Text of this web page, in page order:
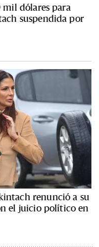
dólares para
suspendida por
renunció a su
el juicio político en